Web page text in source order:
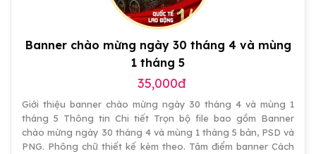
Banner chào mừng ngày 30 tháng 4 và mùng
1 tháng 5
35,000đ
Giới thiệu banner chào mừng ngày 30 tháng 4 và mùng 1
tháng 5 Thông tin Chi tiết Trọn bộ file bao gồm Banner
chào mừng ngày 30 tháng 4 và mùng 1 tháng 5 bản, PSD và
PNG. Phông chữ thiết kế kèm theo. Tâm điểm banner Cách